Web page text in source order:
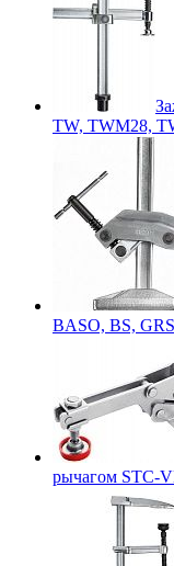
TW, TWM28,
BASO, BS,
рычагом STC-